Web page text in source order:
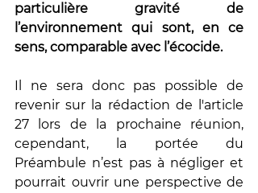
particulière gravité de
l’environnement qui sont, en ce
sens, comparable avec l’écocide.
Il ne sera donc pas possible de
revenir sur la rédaction de l'article
27 lors de la prochaine réunion,
cependant, la portée du
Préambule n’est pas à négliger et
pourrait ouvrir une perspective de